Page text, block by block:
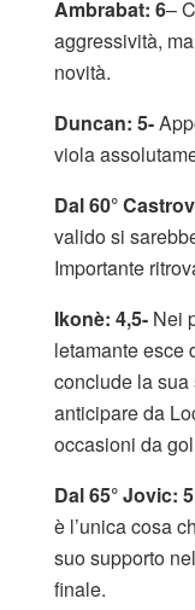
Ambrabat: 6–
aggressività,
novità.
Duncan: 5-
viola
Dal 60°
valido si
Importante
Ikonè: 4,5- Nei
letamante esce
conclude la
anticipare da
occasioni da
Dal 65° Jovic:
è l’unica cosa
suo supporto
finale.